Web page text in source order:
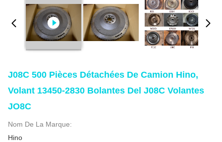
J08C 500 Pièces Détachées De Camion Hino,
Volant 13450-2830 Bolantes Del J08C Volantes
JO8C
Nom De La Marque:
Hino